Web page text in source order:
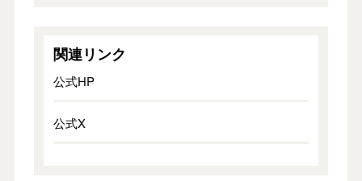
関連リンク
公式HP
公式X